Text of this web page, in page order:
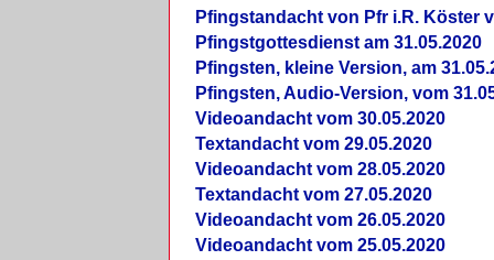
Pfingstandacht von Pfr i.R. Köster
Pfingstgottesdienst am 31.05.2020
Pfingsten, kleine Version, am
Pfingsten, Audio-Version, vom
Videoandacht vom 30.05.2020
Textandacht vom 29.05.2020
Videoandacht vom 28.05.2020
Textandacht vom 27.05.2020
Videoandacht vom 26.05.2020
Videoandacht vom 25.05.2020